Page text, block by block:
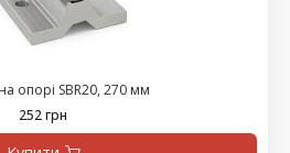
опорі SBR20, 270 мм
252 грн